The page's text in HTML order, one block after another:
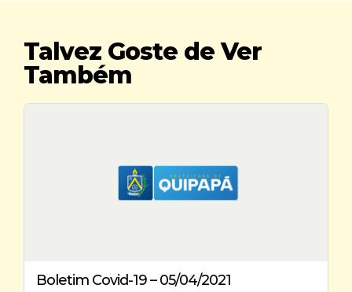
Talvez Goste de Ver
Também
Boletim Covid-19 – 05/04/2021